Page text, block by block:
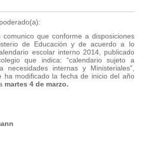
que conforme a disposiciones
de Educación y de acuerdo a lo
escolar interno 2014, publicado
que indica: “calendario sujeto a
necesidades internas y Ministeriales”,
ha modificado la fecha de inicio del año
martes 4 de marzo.